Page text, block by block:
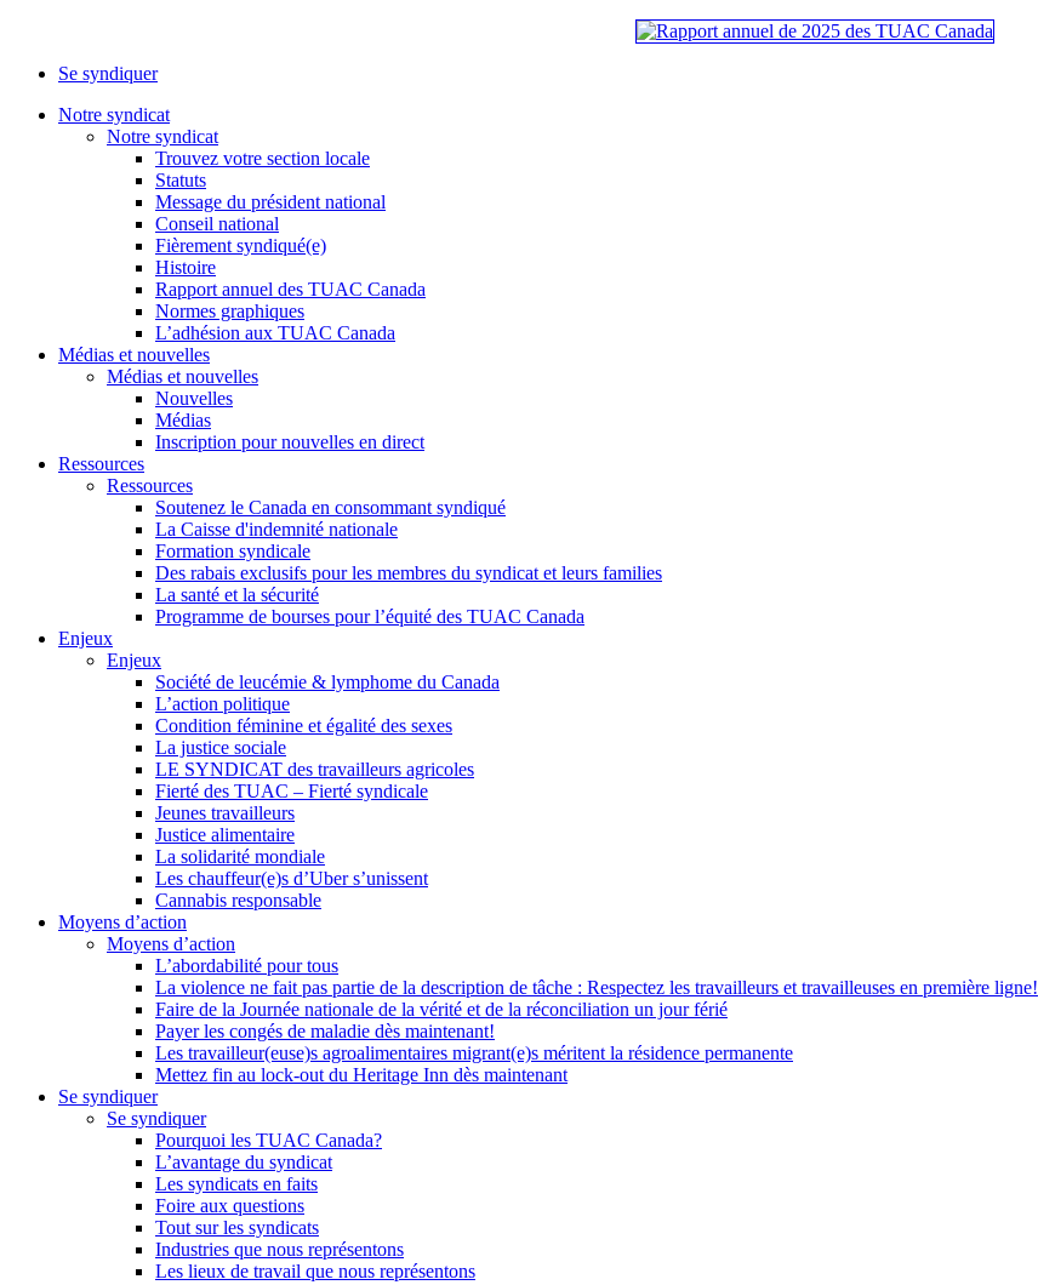
Se syndiquer
Notre syndicat
Notre syndicat
Trouvez votre section locale
Statuts
Message du président national
Conseil national
Fièrement syndiqué(e)
Histoire
Rapport annuel des TUAC Canada
Normes graphiques
L’adhésion aux TUAC Canada
Médias et nouvelles
Médias et nouvelles
Nouvelles
Médias
Inscription pour nouvelles en direct
Ressources
Ressources
Soutenez le Canada en consommant syndiqué
La Caisse d'indemnité nationale
Formation syndicale
Des rabais exclusifs pour les membres du syndicat et leurs families
La santé et la sécurité
Programme de bourses pour l’équité des TUAC Canada
Enjeux
Enjeux
Société de leucémie & lymphome du Canada
L’action politique
Condition féminine et égalité des sexes
La justice sociale
LE SYNDICAT des travailleurs agricoles
Fierté des TUAC – Fierté syndicale
Jeunes travailleurs
Justice alimentaire
La solidarité mondiale
Les chauffeur(e)s d’Uber s’unissent
Cannabis responsable
Moyens d’action
Moyens d’action
L’abordabilité pour tous
La violence ne fait pas partie de la description de tâche : Respectez les travailleurs et travailleuses en première ligne!
Faire de la Journée nationale de la vérité et de la réconciliation un jour férié
Payer les congés de maladie dès maintenant!
Les travailleur(euse)s agroalimentaires migrant(e)s méritent la résidence permanente
Mettez fin au lock-out du Heritage Inn dès maintenant
Se syndiquer
Se syndiquer
Pourquoi les TUAC Canada?
L’avantage du syndicat
Les syndicats en faits
Foire aux questions
Tout sur les syndicats
Industries que nous représentons
Les lieux de travail que nous représentons